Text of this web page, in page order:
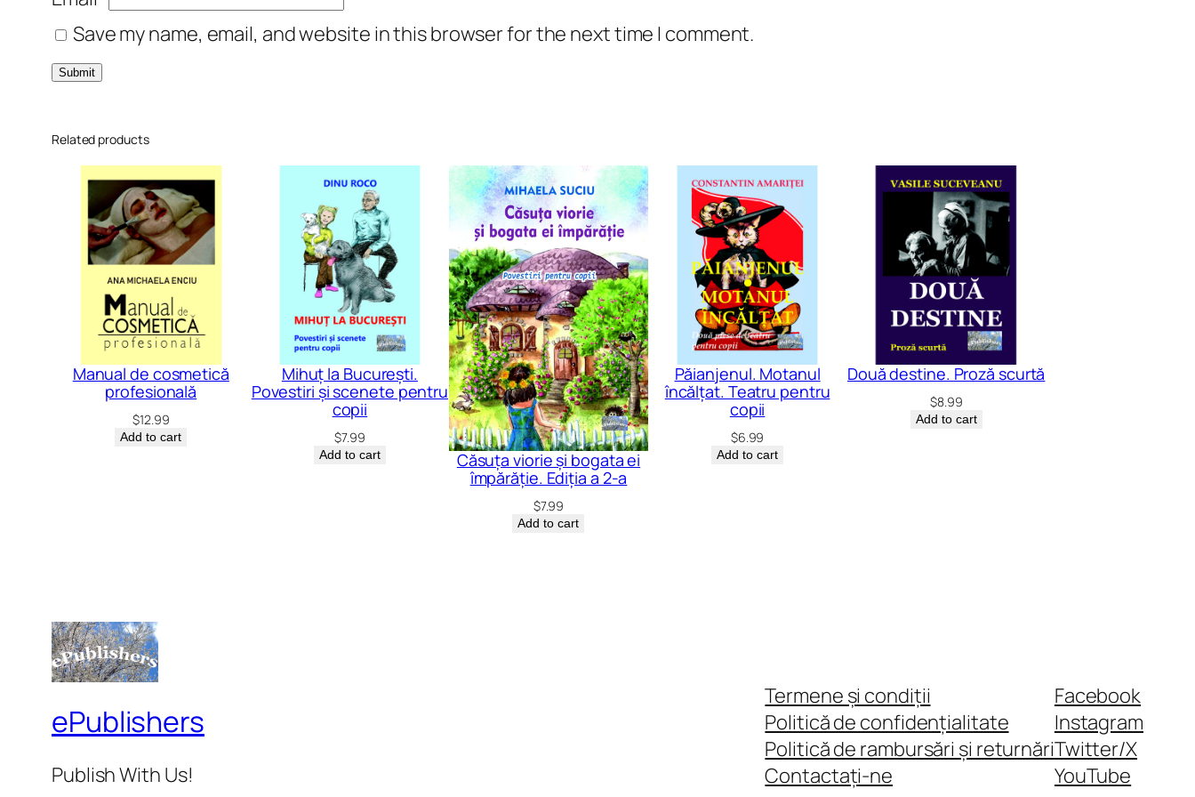
y
Save my name, email, and website in this browser for the next time I comment.
Related products
Manual de cosmetică
profesională
$12.99
Add to cart
Mihuț la București.
Povestiri și scenete pentru
copii
$7.99
Add to cart
Căsuța viorie și bogata ei
împărăție. Ediția a 2-a
$7.99
Add to cart
Păianjenul. Motanul
încălțat. Teatru pentru
copii
$6.99
Add to cart
Două destine. Proză scurtă
$8.99
Add to cart
ePublishers
Publish With Us!
Termene și condiții
Politică de confidențialitate
Politică de rambursări și returnări
Contactați-ne
Facebook
Instagram
Twitter/X
YouTube